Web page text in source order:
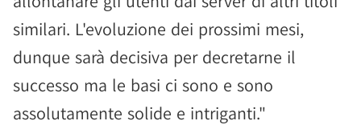
similari. L'evoluzione dei prossimi mesi,
dunque sarà decisiva per decretarne il
successo ma le basi ci sono e sono
assolutamente solide e intriganti."